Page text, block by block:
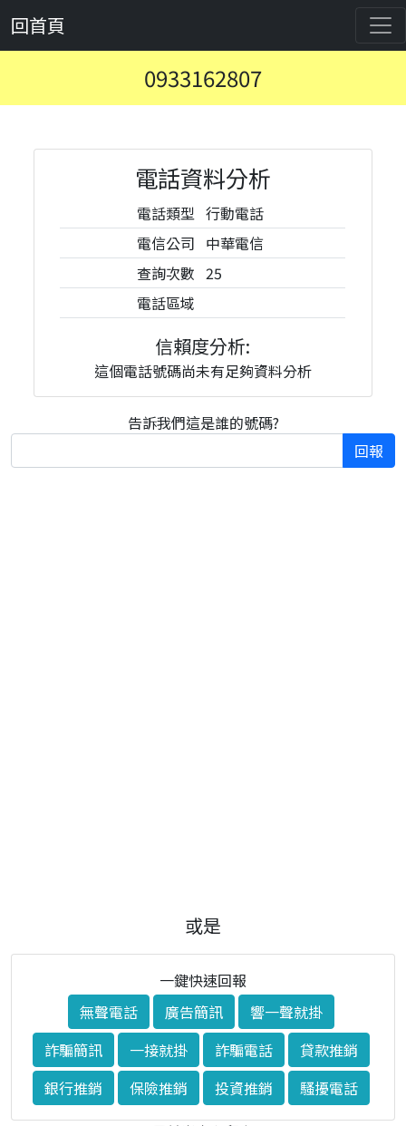
回首頁
0933162807
電話資料分析
電話類型 行動電話
電信公司 中華電信
查詢次數 25
電話區域
信賴度分析:
這個電話號碼尚未有足夠資料分析
告訴我們這是誰的號碼?
回報
或是
一鍵快速回報
無聲電話
廣告簡訊
響一聲就掛
詐騙簡訊
一接就掛 詐騙電話
貸款推銷
銀行推銷
保險推銷 投資推銷
騷擾電話